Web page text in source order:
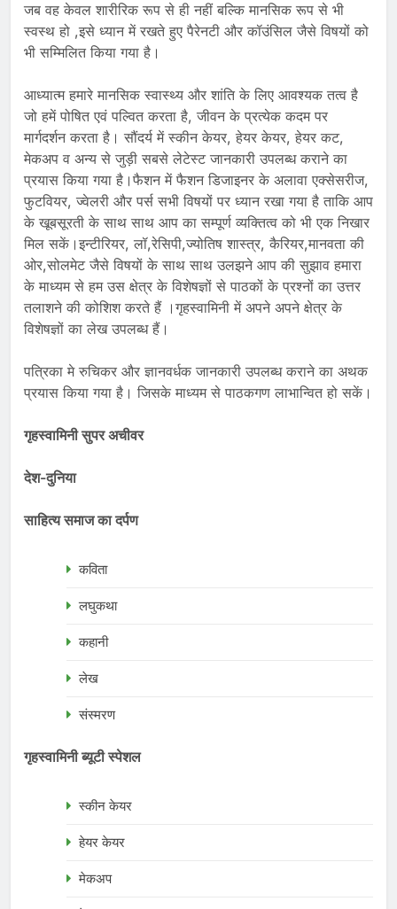
जब वह केवल शारीरिक रूप से ही नहीं बल्कि मानसिक रूप से भी
स्वस्थ हो ,इसे ध्यान में रखते हुए पैरेनटी और कॉउंसिल जैसे विषयों को
भी सम्मिलित किया गया है।
आध्यात्म हमारे मानसिक स्वास्थ्य और शांति के लिए आवश्यक तत्व है
जो हमें पोषित एवं पल्वित करता है, जीवन के प्रत्येक कदम पर
मार्गदर्शन करता है। सौंदर्य में स्कीन केयर, हेयर केयर, हेयर कट,
मेकअप व अन्य से जुड़ी सबसे लेटेस्ट जानकारी उपलब्ध कराने का
प्रयास किया गया है।फैशन में फैशन डिजाइनर के अलावा एक्सेसरीज,
फुटवियर, ज्वेलरी और पर्स सभी विषयों पर ध्यान रखा गया है ताकि आप
के खूबसूरती के साथ साथ आप का सम्पूर्ण व्यक्तित्व को भी एक निखार
मिल सकें।इन्टीरियर, लॉ,रेसिपी,ज्योतिष शास्त्र, कैरियर,मानवता की
ओर,सोलमेट जैसे विषयों के साथ साथ उलझने आप की सुझाव हमारा
के माध्यम से हम उस क्षेत्र के विशेषज्ञों से पाठकों के प्रश्नों का उत्तर
तलाशने की कोशिश करते हैं ।गृहस्वामिनी में अपने अपने क्षेत्र के
विशेषज्ञों का लेख उपलब्ध हैं।
पत्रिका मे रुचिकर और ज्ञानवर्धक जानकारी उपलब्ध कराने का अथक
प्रयास किया गया है। जिसके माध्यम से पाठकगण लाभान्वित हो सकें।
गृहस्वामिनी सुपर अचीवर
देश-दुनिया
साहित्य समाज का दर्पण
कविता
लघुकथा
कहानी
लेख
संस्मरण
गृहस्वामिनी ब्यूटी स्पेशल
स्कीन केयर
हेयर केयर
मेकअप